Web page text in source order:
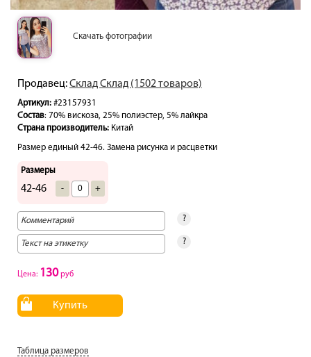
Скачать фотографии
Продавец:Склад Склад (1502 товаров)
Артикул: #23157931
Состав: 70% вискоза, 25% полиэстер, 5% лайкра
Страна производитель: Китай
Размер единый 42-46. Замена рисунка и расцветки
Размеры
42-46 - +
?
?
Цена: 130руб
Купить
Таблица размеров